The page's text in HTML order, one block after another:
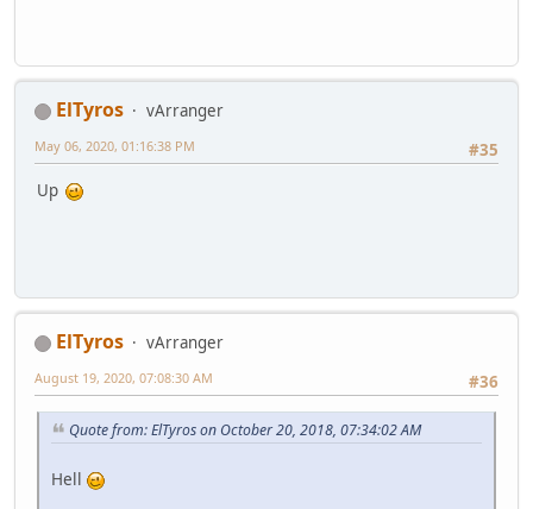
ElTyros
vArranger
#35
May 06, 2020, 01:16:38 PM
Up
ElTyros
vArranger
#36
August 19, 2020, 07:08:30 AM
Quote from: ElTyros on October 20, 2018, 07:34:02 AM
Hell